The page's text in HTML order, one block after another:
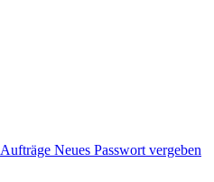
Aufträge Neues Passwort vergeben